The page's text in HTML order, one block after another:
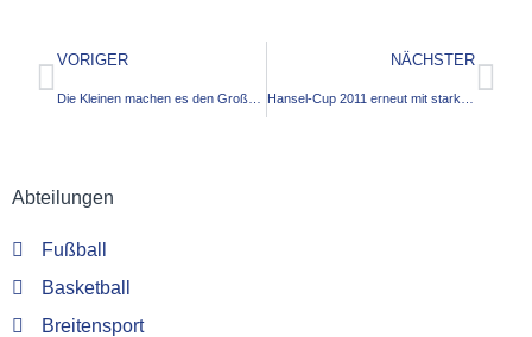
VORIGER NÄCHSTER
Abteilungen
Fußball
Basketball
Breitensport